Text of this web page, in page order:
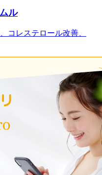
ル
コレステロール改善、